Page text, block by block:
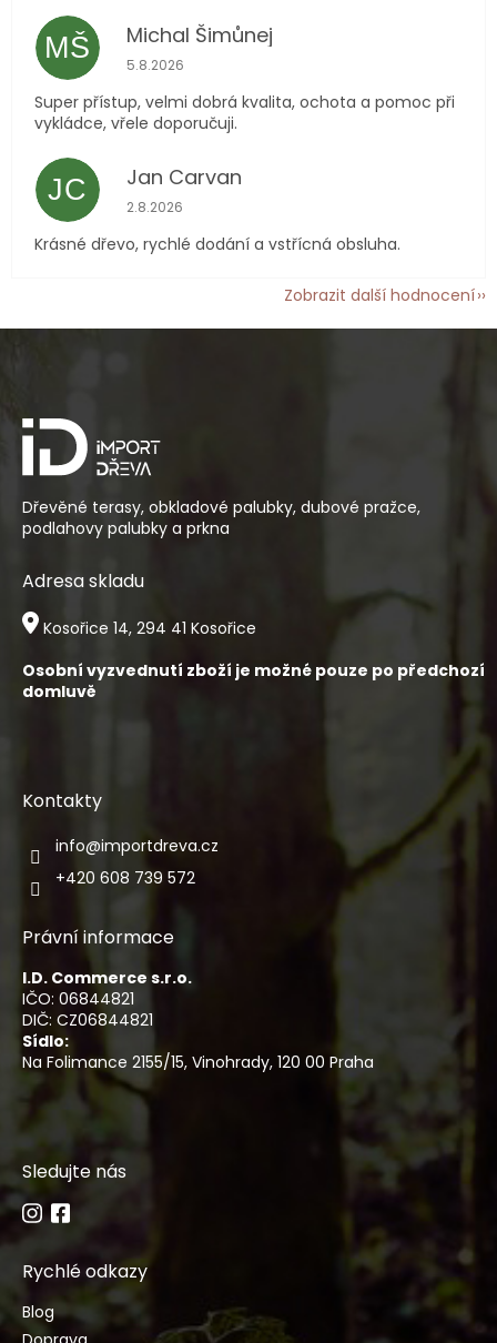
MŠ Michal Šimůnej
Hodnocení obchodu je 5 z 5 hvězdiček.
5.8.2026
Super přístup, velmi dobrá kvalita, ochota a pomoc při
vykládce, vřele doporučuji.
JC Jan Carvan
Hodnocení obchodu je 5 z 5 hvězdiček.
2.8.2026
Krásné dřevo, rychlé dodání a vstřícná obsluha.
Zobrazit další hodnocení
a
Dřevěné terasy, obkladové palubky, dubové pražce,
podlahovy palubky a prkna
Adresa skladu
Kosořice 14, 294 41 Kosořice
Osobní vyzvednutí zboží je možné pouze po předchozí
domluvě
Kontakty
info@importdreva.cz
+420 608 739 572
Právní informace
I.D. Commerce s.r.o.
IČO: 06844821
DIČ: CZ06844821
Sídlo:
Na Folimance 2155/15, Vinohrady, 120 00 Praha
Sledujte nás
Rychlé odkazy
Blog